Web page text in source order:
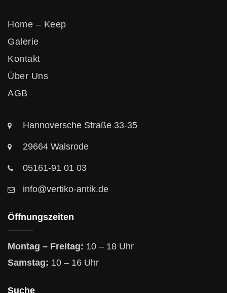
Home – Keep
Galerie
Kontakt
Über Uns
AGB
Hannoversche Straße 33-35
29664 Walsrode
05161-91 01 03
info@vertiko-antik.de
Öffnungszeiten
Montag – Freitag: 10 – 18 Uhr
Samstag: 10 – 16 Uhr
Suche